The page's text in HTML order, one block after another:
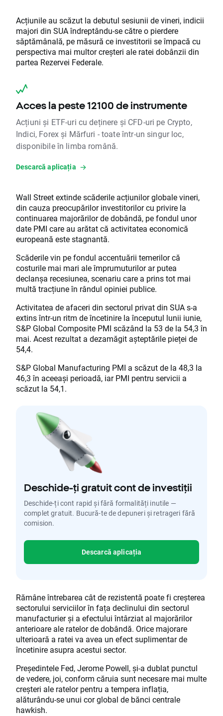
Acțiunile au scăzut la debutul sesiunii de vineri, indicii
majori din SUA îndreptându-se către o pierdere
săptămânală, pe măsură ce investitorii se împacă cu
perspectiva mai multor creșteri ale ratei dobânzii din
partea Rezervei Federale.
Acces la peste 12100 de instrumente
Acțiuni și ETF-uri cu deținere și CFD-uri pe Crypto,
Indici, Forex și Mărfuri - toate într-un singur loc,
disponibile în limba română.
Descarcă aplicația
Wall Street extinde scăderile acțiunilor globale vineri,
din cauza preocupărilor investitorilor cu privire la
continuarea majorărilor de dobândă, pe fondul unor
date PMI care au arătat că activitatea economică
europeană este stagnantă.
Scăderile vin pe fondul accentuării temerilor că
costurile mai mari ale împrumuturilor ar putea
declanșa recesiunea, scenariu care a prins tot mai
multă tracțiune în rândul opiniei publice.
Activitatea de afaceri din sectorul privat din SUA s-a
extins într-un ritm de încetinire la începutul lunii iunie,
S&P Global Composite PMI scăzând la 53 de la 54,3 în
mai. Acest rezultat a dezamăgit așteptările pieței de
54,4.
S&P Global Manufacturing PMI a scăzut de la 48,3 la
46,3 în aceeași perioadă, iar PMI pentru servicii a
scăzut la 54,1.
Deschide-ți gratuit cont de investiții
Deschide-ți cont rapid și fără formalități inutile —
complet gratuit. Bucură-te de depuneri și retrageri fără
comision.
Descarcă aplicația
Rămâne întrebarea cât de rezistentă poate fi creșterea
sectorului serviciilor în fața declinului din sectorul
manufacturier și a efectului întârziat al majorărilor
anterioare ale ratelor de dobândă. Orice majorare
ulterioară a ratei va avea un efect suplimentar de
încetinire asupra acestui sector.
Președintele Fed, Jerome Powell, și-a dublat punctul
de vedere, joi, conform căruia sunt necesare mai multe
creșteri ale ratelor pentru a tempera inflația,
alăturându-se unui cor global de bănci centrale
hawkish.